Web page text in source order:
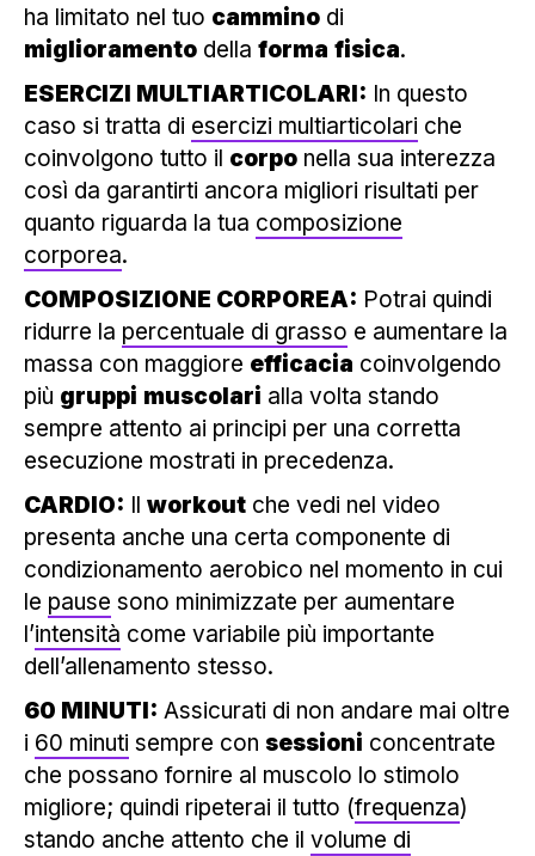
ha limitato nel tuo cammino di
miglioramento della forma fisica.
ESERCIZI MULTIARTICOLARI: In questo
caso si tratta di esercizi multiarticolari che
coinvolgono tutto il corpo nella sua interezza
così da garantirti ancora migliori risultati per
quanto riguarda la tua composizione
corporea.
COMPOSIZIONE CORPOREA: Potrai quindi
ridurre la percentuale di grasso e aumentare la
massa con maggiore efficacia coinvolgendo
più gruppi muscolari alla volta stando
sempre attento ai principi per una corretta
esecuzione mostrati in precedenza.
CARDIO: Il workout che vedi nel video
presenta anche una certa componente di
condizionamento aerobico nel momento in cui
le pause sono minimizzate per aumentare
l’intensità come variabile più importante
dell’allenamento stesso.
60 MINUTI: Assicurati di non andare mai oltre
i 60 minuti sempre con sessioni concentrate
che possano fornire al muscolo lo stimolo
migliore; quindi ripeterai il tutto (frequenza)
stando anche attento che il volume di